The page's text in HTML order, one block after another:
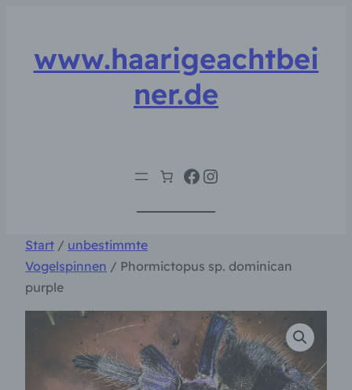
springenwww.haarigeachtbei
ner.de
Facebook
Instagram
Start / unbestimmte
Vogelspinnen / Phormictopus sp. dominican
purple